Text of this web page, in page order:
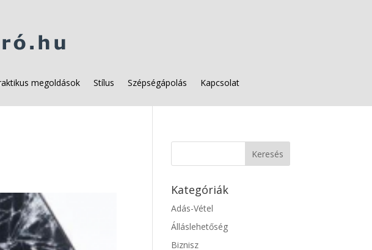
megoldások Stílus Szépségápolás Kapcsolat
Kategóriák
Adás-Vétel
Álláslehetőség
Biznisz